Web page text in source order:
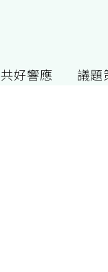
共好響應 議題